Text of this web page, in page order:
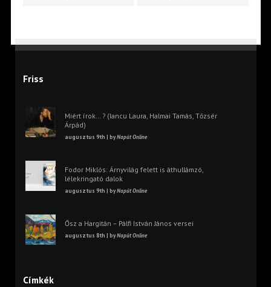
Friss
Miért írok… ? (Iancu Laura, Halmai Tamás, Tőzsér
Árpád)
augusztus 9th | byNapút Online
Fodor Miklós: Árnyvilág felett is áthullámzó,
lélekringató dalok
augusztus 9th | byNapút Online
Ősz a Hargitán – Pálfi István János versei
augusztus 8th | byNapút Online
Címkék